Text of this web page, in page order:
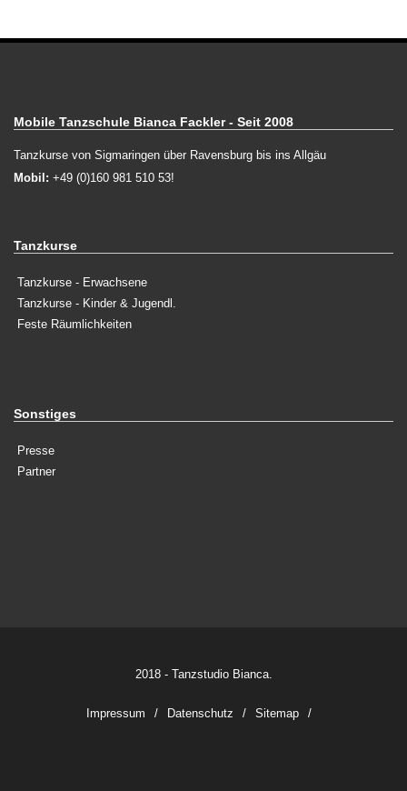
Mobile Tanzschule Bianca Fackler - Seit 2008
Tanzkurse von Sigmaringen über Ravensburg bis ins Allgäu
Mobil: +49 (0)160 981 510 53!
Tanzkurse
Tanzkurse - Erwachsene
Tanzkurse - Kinder & Jugendl.
Feste Räumlichkeiten
Sonstiges
Presse
Partner
2018 - Tanzstudio Bianca.
Impressum Datenschutz Sitemap